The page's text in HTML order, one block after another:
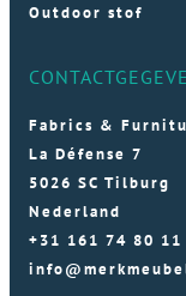
Outdoor stof
Fabrics &
La Défense 7
5026 SC Tilburg
Nederland
+31 161 74 80 11